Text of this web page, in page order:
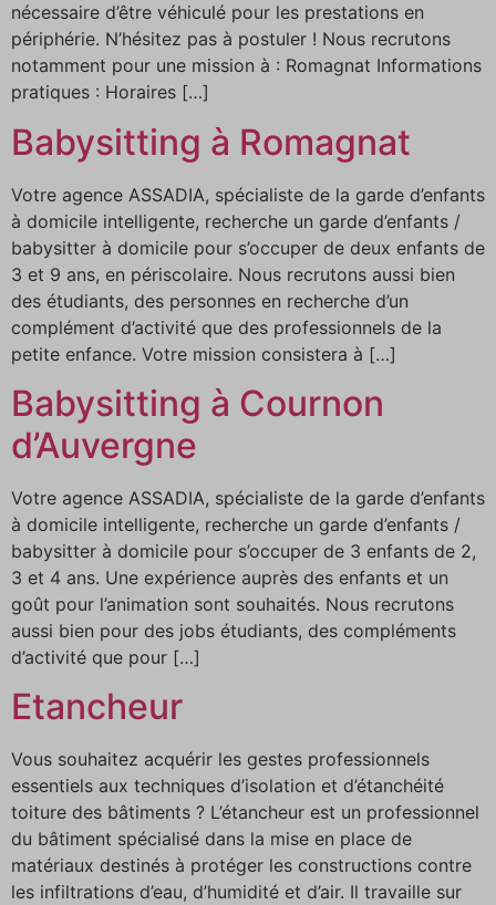
nécessaire d’être véhiculé pour les prestations en
périphérie. N’hésitez pas à postuler ! Nous recrutons
notamment pour une mission à : Romagnat Informations
pratiques : Horaires […]
Babysitting à Romagnat
Votre agence ASSADIA, spécialiste de la garde d’enfants
à domicile intelligente, recherche un garde d’enfants /
babysitter à domicile pour s’occuper de deux enfants de
3 et 9 ans, en périscolaire. Nous recrutons aussi bien
des étudiants, des personnes en recherche d’un
complément d’activité que des professionnels de la
petite enfance. Votre mission consistera à […]
Babysitting à Cournon
d’Auvergne
Votre agence ASSADIA, spécialiste de la garde d’enfants
à domicile intelligente, recherche un garde d’enfants /
babysitter à domicile pour s’occuper de 3 enfants de 2,
3 et 4 ans. Une expérience auprès des enfants et un
goût pour l’animation sont souhaités. Nous recrutons
aussi bien pour des jobs étudiants, des compléments
d’activité que pour […]
Etancheur
Vous souhaitez acquérir les gestes professionnels
essentiels aux techniques d’isolation et d’étanchéité
toiture des bâtiments ? L’étancheur est un professionnel
du bâtiment spécialisé dans la mise en place de
matériaux destinés à protéger les constructions contre
les infiltrations d’eau, d’humidité et d’air. Il travaille sur